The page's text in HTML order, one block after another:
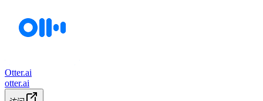
Otter.ai
otter.ai